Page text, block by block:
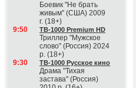
Боевик "Не брать
живым" (США) 2009
г. (18+)
9:50
ТВ-1000 Premium HD
Триллер "Мужское
слово" (Россия) 2024
р. (18+)
9:30
ТВ-1000 Русское кино
Драма "Тихая
застава" (Россия)